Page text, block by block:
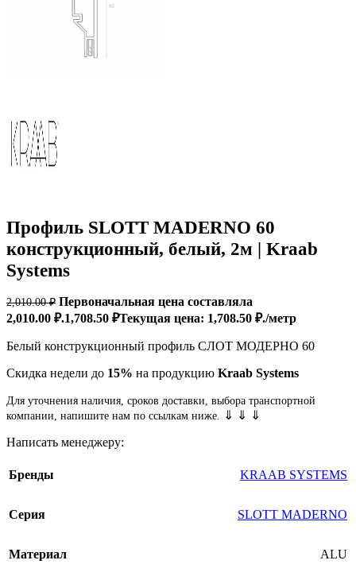
Профиль SLOTT MADERNO 60
конструкционный, белый, 2м | Kraab
Systems
2,010.00₽ Первоначальная цена составляла
2,010.00 ₽.1,708.50 ₽Текущая цена: 1,708.50 ₽./метр
Белый конструкционный профиль СЛОТ МОДЕРНО 60
Cкидка недели до 15% на продукцию Kraab Systems
Для уточнения наличия, сроков доставки, выбора транспортной
компании, напишите нам по ссылкам ниже. ⇓ ⇓ ⇓
Написать менеджеру:
Бренды KRAAB SYSTEMS
Серия SLOTT MADERNO
Материал ALU